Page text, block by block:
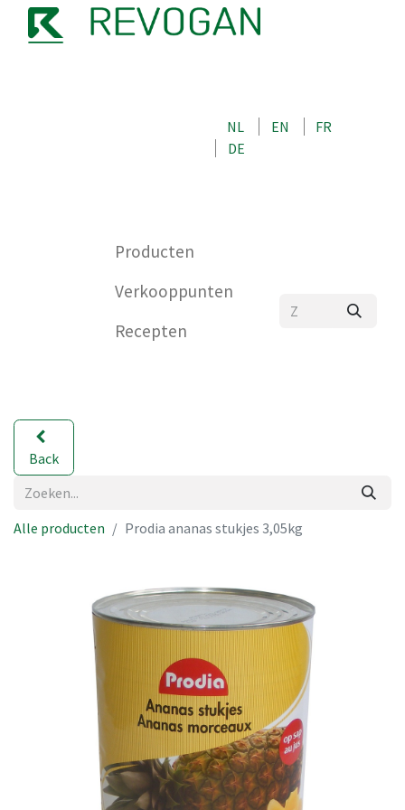
NL EN
FR
DE
Producten
Verkooppunten
Recepten
Back
Alle producten Prodia ananas stukjes 3,05kg